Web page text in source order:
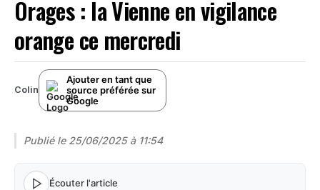
Orages : la Vienne en vigilance
orange ce mercredi
Colin
Ajouter en tant que
source préférée sur
Google
Publié le 25/06/2025 à 11:54
Écouter l'article